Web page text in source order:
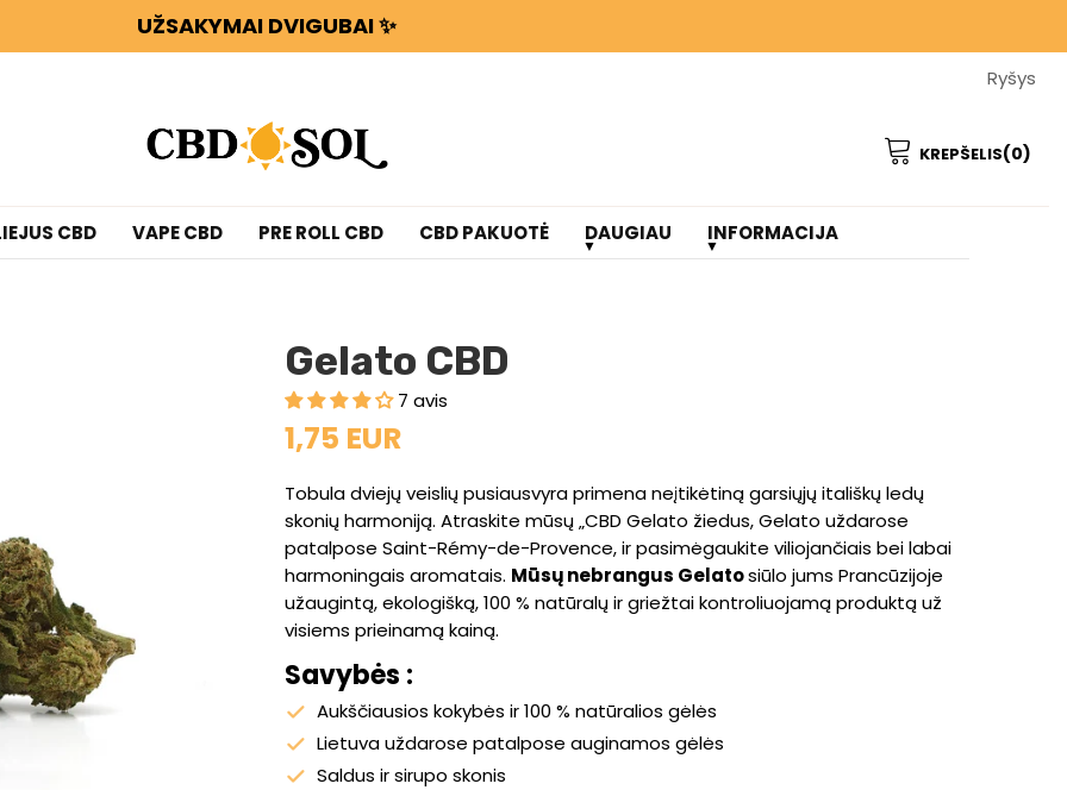
UŽSAKYMAI DVIGUBAI ✨
IŠLEIDŽIATE 100 €, GAUNATE 100 G GĖLIŲ ARBA DERVŲ DOVANŲ ❤️
IŠLEIDŽIATE 100 €, GAUNATE 100 G GĖLIŲ ARBA DERVŲ DOVANŲ ❤️
Ryšys
KREPŠELIS(0)
CBD VAPE CBD PRE ROLL CBD CBD PAKUOTĖ DAUGIAU INFORMACIJA
Gelato CBD
7 avis
1,75 EUR
Tobula dviejų veislių pusiausvyra primena neįtikėtiną garsiųjų itališkų ledų
skonių harmoniją. Atraskite mūsų „CBD Gelato žiedus, Gelato uždarose
patalpose Saint-Rémy-de-Provence, ir pasimėgaukite viliojančiais bei labai
harmoningais aromatais. Mūsų nebrangus Gelatosiūlo jums Prancūzijoje
užaugintą, ekologišką, 100 % natūralų ir griežtai kontroliuojamą produktą už
visiems prieinamą kainą.
Savybės :
Aukščiausios kokybės ir 100 % natūralios gėlės
Lietuva uždarose patalpose auginamos gėlės
Saldus ir sirupo skonis